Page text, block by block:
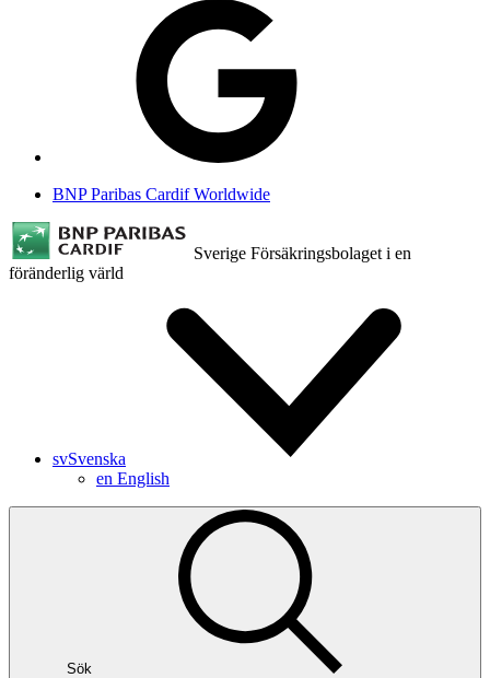
BNP Paribas Cardif Worldwide
Sverige Försäkringsbolaget i en
föränderlig värld
svSvenska
en English
Sök